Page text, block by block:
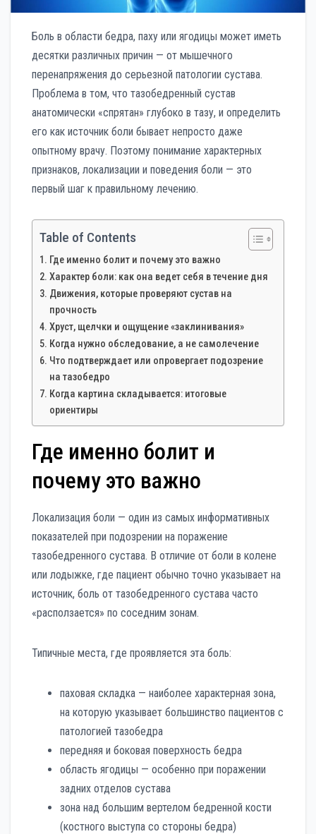
Боль в области бедра, паху или ягодицы может иметь
десятки различных причин — от мышечного
перенапряжения до серьезной патологии сустава.
Проблема в том, что тазобедренный сустав
анатомически «спрятан» глубоко в тазу, и определить
его как источник боли бывает непросто даже
опытному врачу. Поэтому понимание характерных
признаков, локализации и поведения боли — это
первый шаг к правильному лечению.
Table of Contents
Где именно болит и почему это важно
Характер боли: как она ведет себя в течение дня
Движения, которые проверяют сустав на
прочность
Хруст, щелчки и ощущение «заклинивания»
Когда нужно обследование, а не самолечение
Что подтверждает или опровергает подозрение
на тазобедро
Когда картина складывается: итоговые
ориентиры
Где именно болит и
почему это важно
Локализация боли — один из самых информативных
показателей при подозрении на поражение
тазобедренного сустава. В отличие от боли в колене
или лодыжке, где пациент обычно точно указывает на
источник, боль от тазобедренного сустава часто
«расползается» по соседним зонам.
Типичные места, где проявляется эта боль:
паховая складка — наиболее характерная зона,
на которую указывает большинство пациентов с
патологией тазобедра
передняя и боковая поверхность бедра
область ягодицы — особенно при поражении
задних отделов сустава
зона над большим вертелом бедренной кости
(костного выступа со стороны бедра)